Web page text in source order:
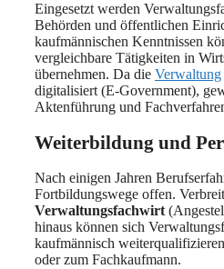
Eingesetzt werden
Behörden und öffentlichen
kaufmännischen Kenntnissen
vergleichbare Tätigkeiten in
übernehmen. Da die Verwaltung
digitalisiert (E-Government),
Aktenführung und
Weiterbildung und
Nach einigen Jahren
Fortbildungswege offen.
Verwaltungsfachwirt
hinaus können sich
kaufmännisch
oder zum Fachkaufmann.